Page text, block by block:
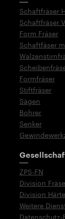
Schaftfräser
Schaftfräser
Form Fräser
Schaftfäser
Formfräser
Stiftfräser
Sägen
Bohrer
Senker
ZPS-FN
Division
Division
Weitere